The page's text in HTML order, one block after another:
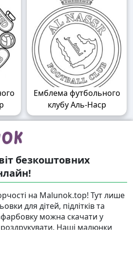
Емблема футбольного
клубу Аль-Наср
безкоштовних
на Malunok.top! Тут лише
для дітей, підлітків та
можна скачати у
Наші малюнки